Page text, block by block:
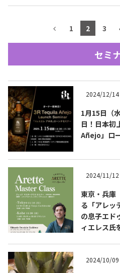
お問合せ
Tequila Journal SNS
1 2 3
セミ
2024/12/14
1月15日（
日！日本初
Añejo」ロ
2024/11/12
東京・兵庫
る「アレッ
の息子エド
ィエレス氏
2024/10/09